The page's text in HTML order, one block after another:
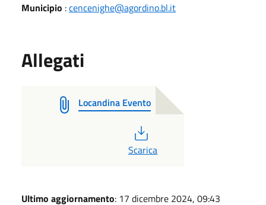
Municipio :cencenighe@agordino.bl.it
Allegati
Locandina Evento
Scarica
Ultimo aggiornamento: 17 dicembre 2024, 09:43